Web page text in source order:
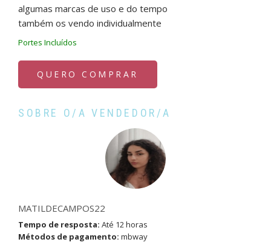
algumas marcas de uso e do tempo
também os vendo individualmente
Portes Incluídos
QUERO COMPRAR
SOBRE O/A VENDEDOR/A
MATILDECAMPOS22
Tempo de resposta: Até 12 horas
Métodos de pagamento: mbway